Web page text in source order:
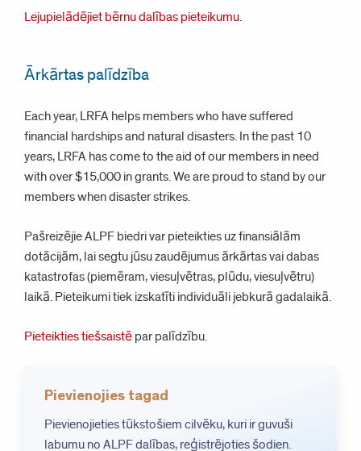
Lejupielādējiet bērnu dalības pieteikumu.
Ārkārtas palīdzība
Each year, LRFA helps members who have suffered
financial hardships and natural disasters. In the past 10
years, LRFA has come to the aid of our members in need
with over $15,000 in grants. We are proud to stand by our
members when disaster strikes.
Pašreizējie ALPF biedri var pieteikties uz finansiālām
dotācijām, lai segtu jūsu zaudējumus ārkārtas vai dabas
katastrofas (piemēram, viesuļvētras, plūdu, viesuļvētru)
laikā. Pieteikumi tiek izskatīti individuāli jebkurā gadalaikā.
Pieteikties tiešsaistē par palīdzību.
Pievienojies tagad
Pievienojieties tūkstošiem cilvēku, kuri ir guvuši
labumu no ALPF dalības, reģistrējoties šodien.